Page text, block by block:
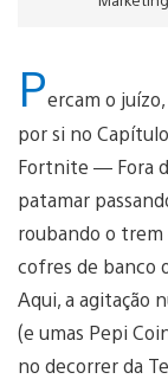
Percam o
por si no
Fortnite — Fora
patamar
roubando o trem
cofres de banco
Aqui, a agitação
(e umas Pepi
no decorrer da